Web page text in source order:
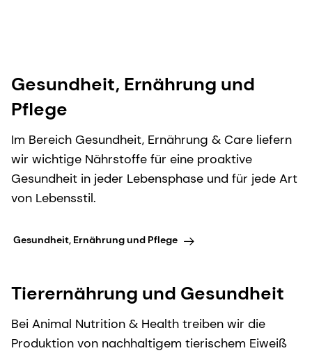
Gesundheit, Ernährung und
Pflege
Im Bereich Gesundheit, Ernährung & Care liefern
wir wichtige Nährstoffe für eine proaktive
Gesundheit in jeder Lebensphase und für jede Art
von Lebensstil.
Gesundheit, Ernährung und Pflege
Tierernährung und Gesundheit
Bei Animal Nutrition & Health treiben wir die
Produktion von nachhaltigem tierischem Eiweiß